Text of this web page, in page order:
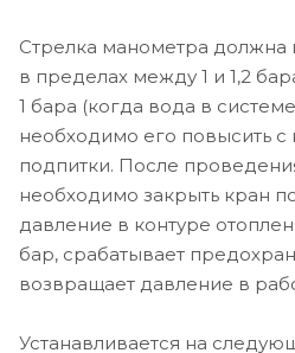
Стрелка манометра должна
в пределах между 1 и 1,2
1 бара (когда вода в
необходимо его повысить
подпитки. После
необходимо закрыть кран
давление в контуре
бар, срабатывает
возвращает давление в
Устанавливается на